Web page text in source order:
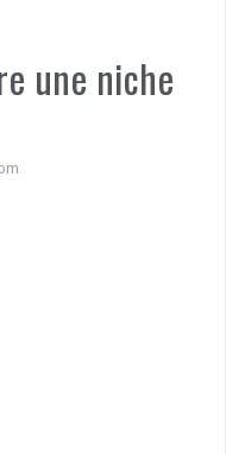
une niche